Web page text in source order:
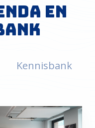
en
Kennisbank